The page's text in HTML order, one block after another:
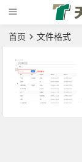
首页 文件格式